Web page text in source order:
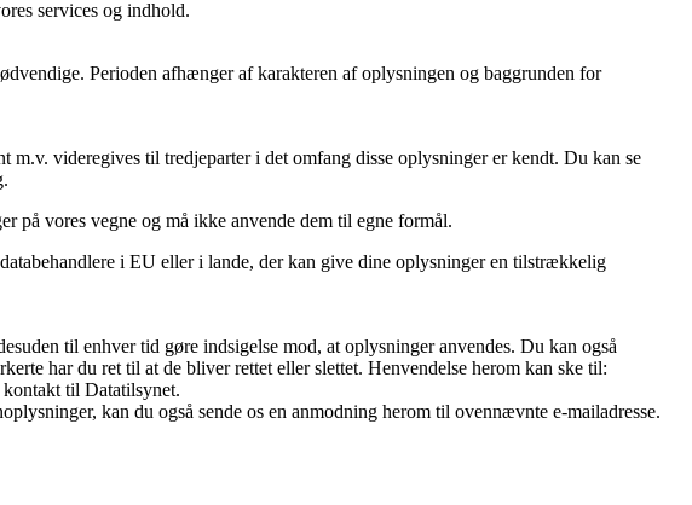
services og indhold.
Perioden afhænger af karakteren af oplysningen og baggrunden for
videregives til tredjeparter i det omfang disse oplysninger er kendt. Du kan se
på vores vegne og må ikke anvende dem til egne formål.
i EU eller i lande, der kan give dine oplysninger en tilstrækkelig
til enhver tid gøre indsigelse mod, at oplysninger anvendes. Du kan også
har du ret til at de bliver rettet eller slettet. Henvendelse herom kan ske til:
til Datatilsynet.
kan du også sende os en anmodning herom til ovennævnte e-mailadresse.